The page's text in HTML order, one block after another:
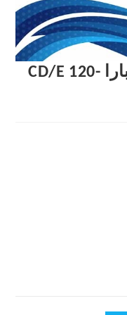
الکتروپمپ تمام استیل ابارا CD/E 120-